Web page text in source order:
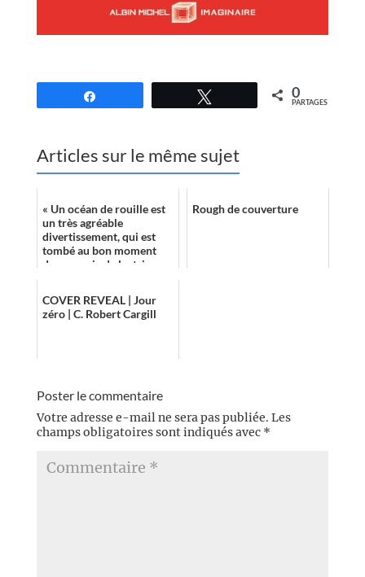
0
PARTAGES
Articles sur le même sujet
« Un océan de rouille est
un très agréable
divertissement, qui est
tombé au bon moment
dans ma vie de lectrice,
Rough de couverture
COVER REVEAL | Jour
zéro | C. Robert Cargill
Poster le commentaire
Votre adresse e-mail ne sera pas publiée. Les
champs obligatoires sont indiqués avec *